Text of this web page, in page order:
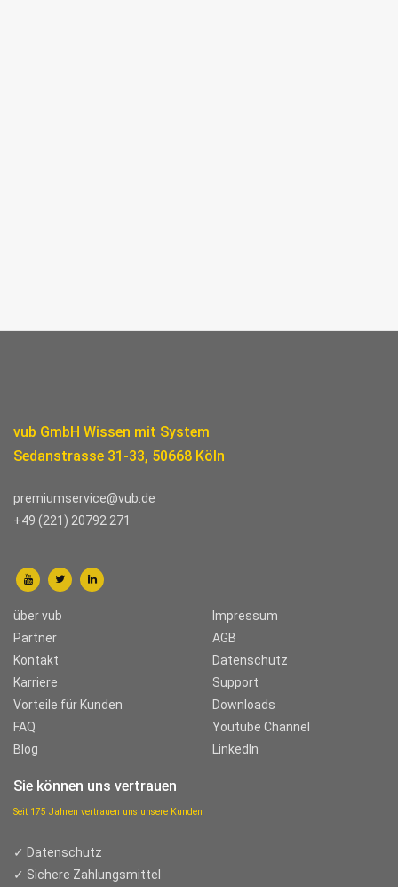
vub GmbH Wissen mit System
Sedanstrasse 31-33, 50668 Köln
premiumservice@vub.de
+49 (221) 20792 271
über vub
Partner
Kontakt
Karriere
Vorteile für Kunden
FAQ
Blog
Impressum
AGB
Datenschutz
Support
Downloads
Youtube Channel
LinkedIn
Sie können uns vertrauen
Seit 175 Jahren vertrauen uns unsere Kunden
✓ Datenschutz
✓ Sichere Zahlungsmittel